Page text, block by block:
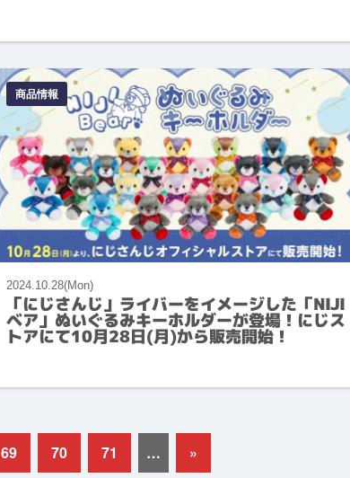
商品情報
2024.10.28(Mon)
「にじさんじ」ライバーをイメージした「NIJI
ベア」ぬいぐるみキーホルダーが登場！にじス
トアにて10月28日(月)から販売開始！
69 70 71 … »